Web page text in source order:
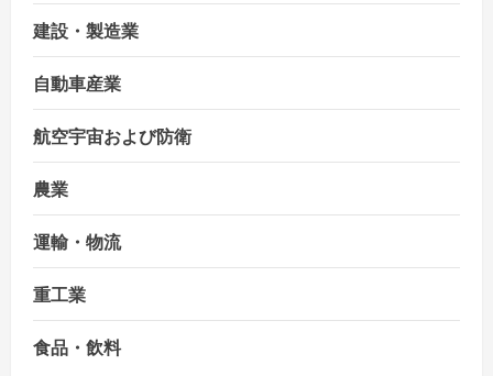
建設・製造業
自動車産業
航空宇宙および防衛
農業
運輸・物流
重工業
食品・飲料